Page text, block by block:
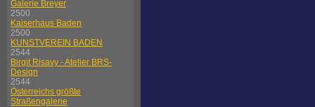
Galerie Breyer
2500
Kaiserhaus Baden
2500
KUNSTVEREIN BADEN
2544
Birgit Risavy - Atelier BRS-
Design
2544
Österreichs größte
Straßengalerie